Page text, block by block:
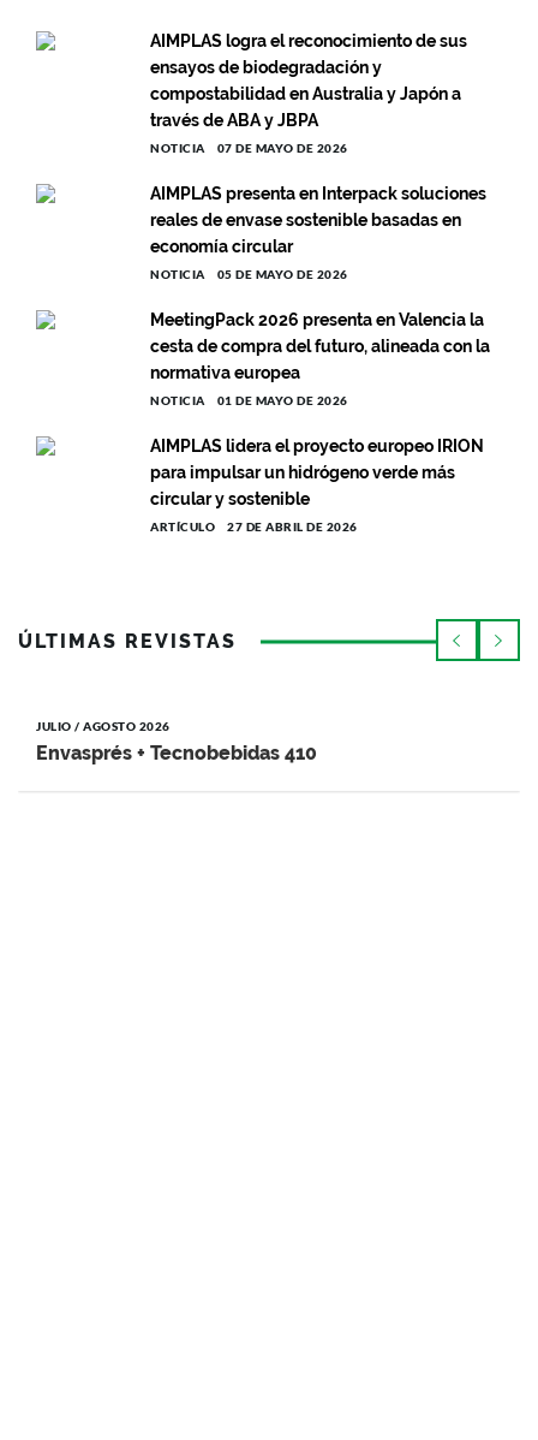
AIMPLAS logra el reconocimiento de sus
ensayos de biodegradación y
compostabilidad en Australia y Japón a
través de ABA y JBPA
NOTICIA 07 DE MAYO DE 2026
AIMPLAS presenta en Interpack soluciones
reales de envase sostenible basadas en
economía circular
NOTICIA 05 DE MAYO DE 2026
MeetingPack 2026 presenta en Valencia la
cesta de compra del futuro, alineada con la
normativa europea
NOTICIA 01 DE MAYO DE 2026
AIMPLAS lidera el proyecto europeo IRION
para impulsar un hidrógeno verde más
circular y sostenible
ARTÍCULO 27 DE ABRIL DE 2026
ÚLTIMAS REVISTAS
JULIO / AGOSTO 2026
Envasprés + Tecnobebidas 410